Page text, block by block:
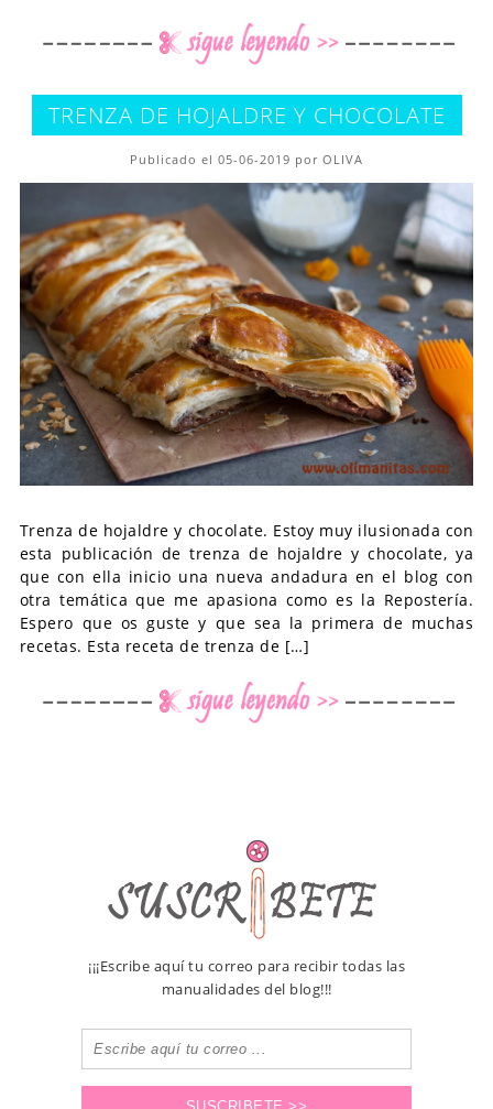
TRENZA DE HOJALDRE Y CHOCOLATE
Publicado el 05-06-2019 por OLIVA
Trenza de hojaldre y chocolate. Estoy muy ilusionada con
esta publicación de trenza de hojaldre y chocolate, ya
que con ella inicio una nueva andadura en el blog con
otra temática que me apasiona como es la Repostería.
Espero que os guste y que sea la primera de muchas
recetas. Esta receta de trenza de […]
¡¡¡Escribe aquí tu correo para recibir todas las
manualidades del blog!!!